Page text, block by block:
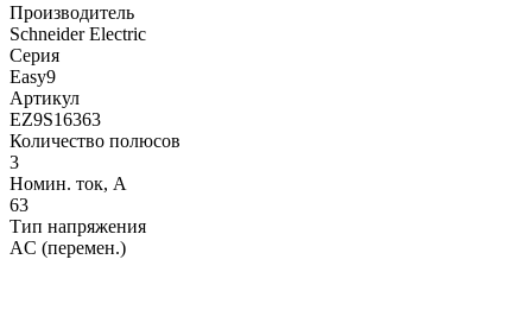
Производитель
Schneider Electric
Серия
Easy9
Артикул
EZ9S16363
Количество полюсов
3
Номин. ток, А
63
Тип напряжения
AC (перемен.)